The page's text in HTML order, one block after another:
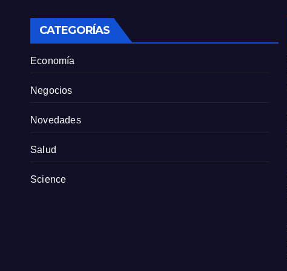
definiciones a la
empresa
CATEGORÍAS
Economía
Negocios
Novedades
Salud
Science